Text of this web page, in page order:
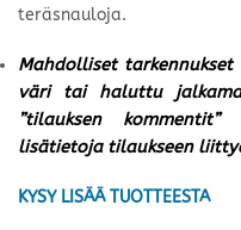
teräsnauloja.
Mahdolliset
väri tai haluttu
”tilauksen
lisätietoja tilaukseen
KYSY LISÄÄ TUOTTEESTA